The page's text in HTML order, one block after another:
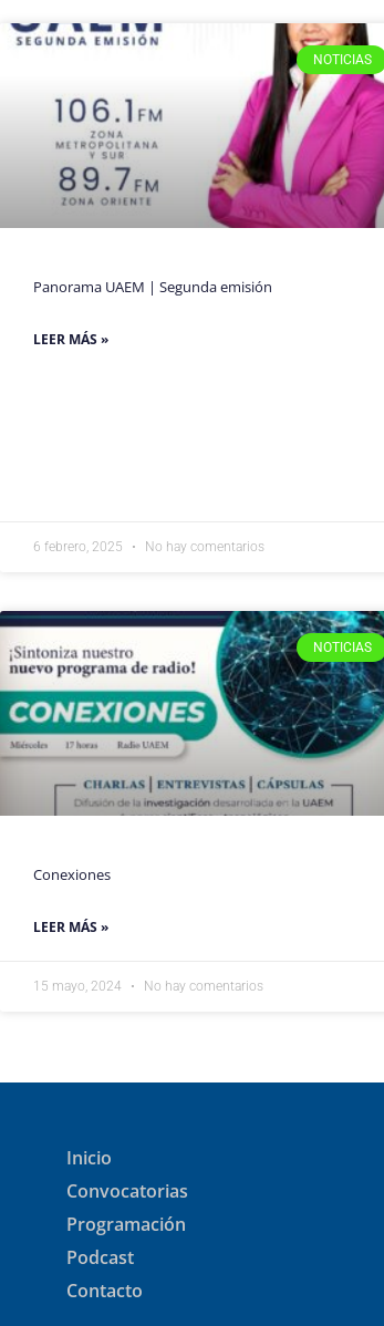
NOTICIAS
Panorama UAEM | Segunda emisión
LEER MÁS »
6 febrero, 2025 No hay comentarios
NOTICIAS
Conexiones
LEER MÁS »
15 mayo, 2024 No hay comentarios
Inicio
Convocatorias
Programación
Podcast
Contacto